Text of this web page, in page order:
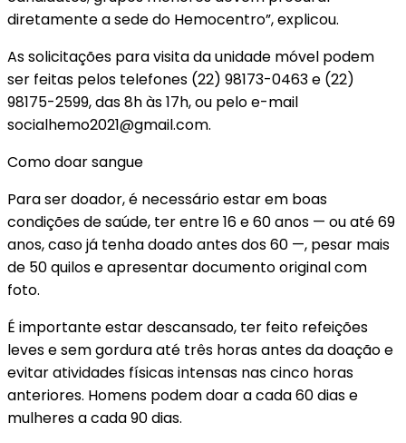
diretamente a sede do Hemocentro”, explicou.
As solicitações para visita da unidade móvel podem
ser feitas pelos telefones (22) 98173-0463 e (22)
98175-2599, das 8h às 17h, ou pelo e-mail
socialhemo2021@gmail.com.
Como doar sangue
Para ser doador, é necessário estar em boas
condições de saúde, ter entre 16 e 60 anos — ou até 69
anos, caso já tenha doado antes dos 60 —, pesar mais
de 50 quilos e apresentar documento original com
foto.
É importante estar descansado, ter feito refeições
leves e sem gordura até três horas antes da doação e
evitar atividades físicas intensas nas cinco horas
anteriores. Homens podem doar a cada 60 dias e
mulheres a cada 90 dias.